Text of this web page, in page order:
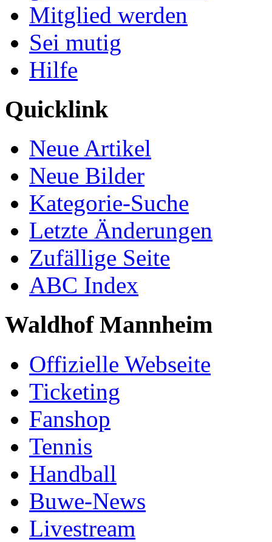
Mitglied werden
Sei mutig
Hilfe
Quicklink
Neue Artikel
Neue Bilder
Kategorie-Suche
Letzte Änderungen
Zufällige Seite
ABC Index
Waldhof Mannheim
Offizielle Webseite
Ticketing
Fanshop
Tennis
Handball
Buwe-News
Livestream